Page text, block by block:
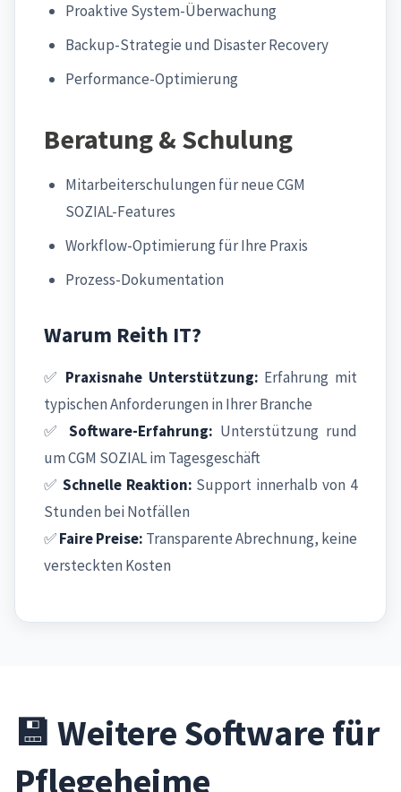
Proaktive System-Überwachung
Backup-Strategie und Disaster Recovery
Performance-Optimierung
Beratung & Schulung
Mitarbeiterschulungen für neue CGM
SOZIAL-Features
Workflow-Optimierung für Ihre Praxis
Prozess-Dokumentation
Warum Reith IT?
✅ Praxisnahe Unterstützung: Erfahrung mit
typischen Anforderungen in Ihrer Branche
✅ Software-Erfahrung: Unterstützung rund
um CGM SOZIAL im Tagesgeschäft
✅ Schnelle Reaktion: Support innerhalb von 4
Stunden bei Notfällen
✅Faire Preise: Transparente Abrechnung, keine
versteckten Kosten
💾 Weitere Software für
Pflegeheime